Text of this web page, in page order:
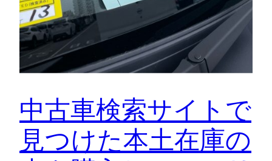
中古車検索サイトで
見つけた本土在庫の